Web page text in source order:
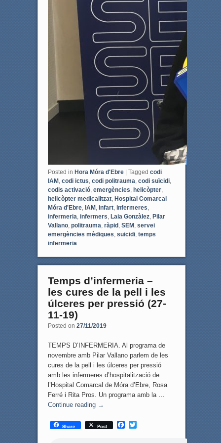
Posted in Hora Móra d'Ebre | Tagged codi
IAM, codi ictus codi politrauma codi suïcidi,
codis activació, emergències helicòpter,
helicòpter medicalitzat, Hospital Comarcal
Móra d'Ebre, IAM, infart, infermeres
infermeria infermers Laia Gonzàlez, Pilar
Vallano, politrauma ràpid, SEM, servei
emergències mèdiques suicidi, temps
infermeria
Temps d’infermeria –
les cures de la pell i les
úlceres per pressió (27-
11-19)
Posted on 27/11/2019
TEMPS D’INFERMERIA. Al programa de
novembre amb Pilar Vallano parlem de les
cures de la pell i les úlceres per pressió
amb les infermeres d’hospitalització de
l’Hospital Comarcal de Móra d’Ebre, Rosa
Ferré i Rita Pros. Un programa amb la …
Continue reading →
Share Post
F
T